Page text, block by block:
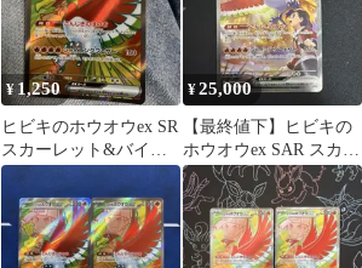
¥ 1,250
ヒビキのホウオウex SR
スカーレット&バイオ
レット
¥25,000
【最終値下】ヒビキの
ホウオウex SAR スカー
レット&バイオレット